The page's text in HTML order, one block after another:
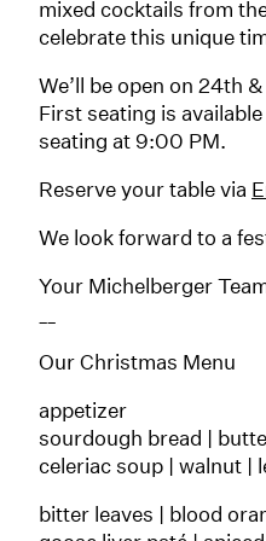
mixed cocktails from
celebrate this unique
We’ll be open on 24th
First seating is
seating at 9:00 PM.
Reserve your table via
We look forward to a
Your Michelberger
Our Christmas Menu
appetizer
sourdough bread |
celeriac soup | walnut |
bitter leaves | blood